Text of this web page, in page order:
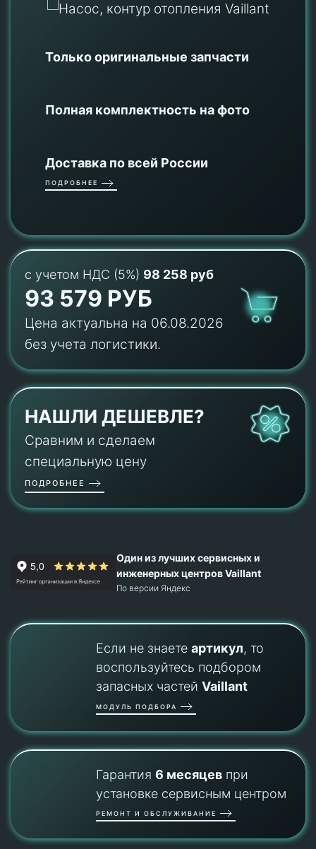
Только оригинальные запчасти
Полная комплектность на фото
Доставка по всей России
ПОДРОБНЕЕ
с учетом НДС (5%) 98 258 руб
93 579 РУБ
Цена актуальна на 06.08.2026
без учета логистики.
НАШЛИ ДЕШЕВЛЕ?
Сравним и сделаем
специальную цену
ПОДРОБНЕЕ
Один из лучших сервисных и
инженерных центров Vaillant
По версии Яндекс
Если не знаете артикул, то
воспользуйтесь подбором
запасных частей Vaillant
МОДУЛЬ ПОДБОРА
Гарантия 6 месяцевпри
установке сервисным центром
РЕМОНТ И ОБСЛУЖИВАНИЕ